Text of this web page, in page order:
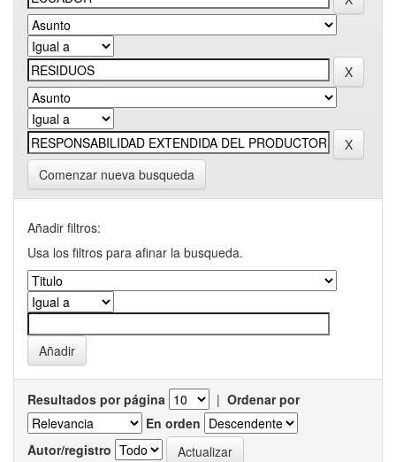
Comenzar nueva busqueda
Añadir filtros:
Usa los filtros para afinar la busqueda.
Resultados por página | Ordenar por
En orden
Autor/registro